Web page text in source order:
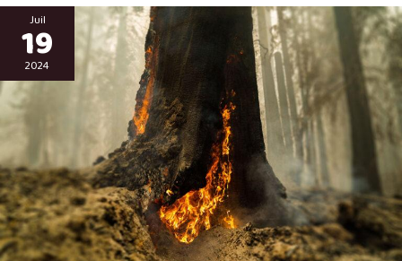
Juil
19
2024
UNE
FORÊT
DE
TRÈS
VIEUX
SÉQUOIAS
SE
REMET
D’UN
INCENDIE.
ON
VOIR
POUSSER
DES
GRAINES
VIEILLES
DE
PLUS
DE
1000
ANS.